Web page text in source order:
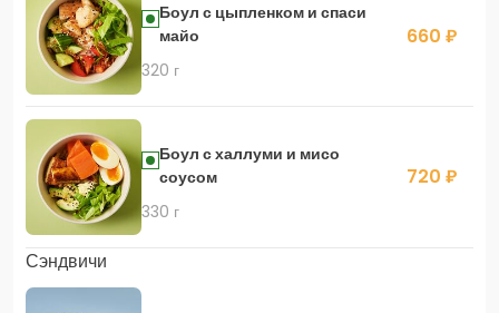
Боул с цыпленком и спаси
майо
320 г
660 ₽
Боул с халлуми и мисо
соусом
330 г
720 ₽
Сэндвичи